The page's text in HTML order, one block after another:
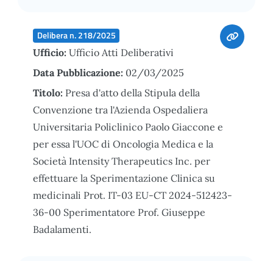
Delibera n. 218/2025
Ufficio: Ufficio Atti Deliberativi
Data Pubblicazione: 02/03/2025
Titolo: Presa d'atto della Stipula della
Convenzione tra l'Azienda Ospedaliera
Universitaria Policlinico Paolo Giaccone e
per essa l'UOC di Oncologia Medica e la
Società Intensity Therapeutics Inc. per
effettuare la Sperimentazione Clinica su
medicinali Prot. IT-03 EU-CT 2024-512423-
36-00 Sperimentatore Prof. Giuseppe
Badalamenti.